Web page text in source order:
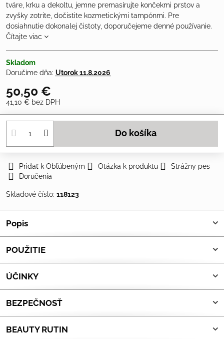
tváre, krku a dekoltu, jemne premasírujte končekmi prstov a
zvyšky zotrite, dočistite kozmetickými tampónmi. Pre
dosiahnutie dokonalej čistoty, doporučejeme denné používanie.
Čítajte viac
Skladom
Doručíme dňa: Utorok11.8.2026
50,50 €
41,10 € bez DPH
Do košíka
Pridať k Obľúbeným Otázka k produktu
Strážny pes
Doručenia
Skladové číslo: 118123
Popis
POUŽITIE
ÚČINKY
BEZPEČNOSŤ
BEAUTY RUTIN